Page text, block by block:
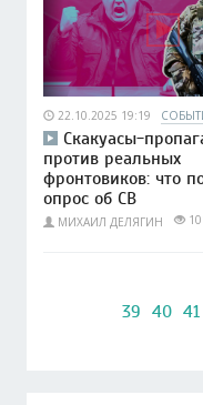
22.10.2025 19:19
Скакуасы-
против реальных
фронтовиков: что
опрос об СВ
МИХАИЛ ДЕЛЯГИН
39 40 41